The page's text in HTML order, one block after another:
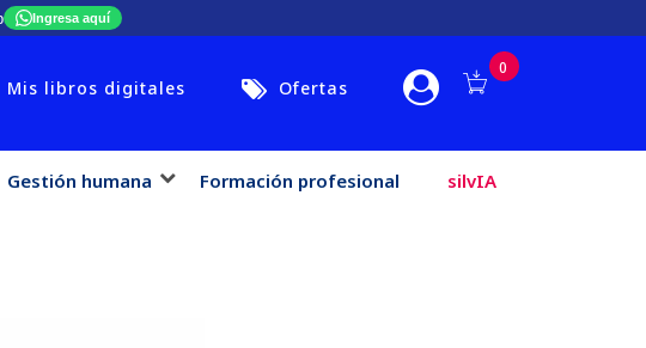
Ingresa aquí
Mis libros digitales Ofertas
0
Gestión humana Formación profesional silvIA